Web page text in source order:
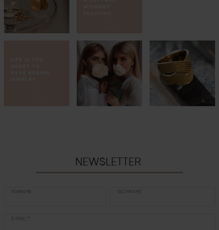
NEWSLETTER